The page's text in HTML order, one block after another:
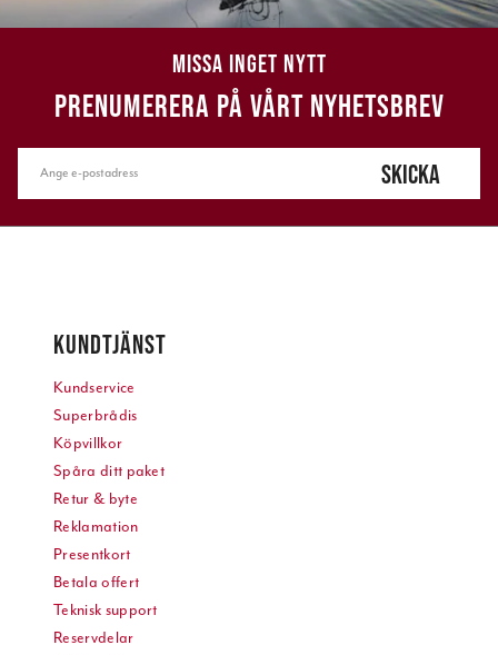
MISSA INGET NYTT
PRENUMERERA PÅ VÅRT NYHETSBREV
SKICKA
KUNDTJÄNST
Kundservice
Superbrådis
Köpvillkor
Spåra ditt paket
Retur & byte
Reklamation
Presentkort
Betala offert
Teknisk support
Reservdelar